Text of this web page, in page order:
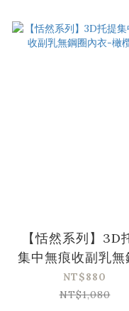
【恬然系列】3D
集中無痕收副乳無
內衣-橄欖綠
NT$880
NT$1,080